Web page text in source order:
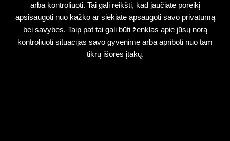
arba kontroliuoti. Tai gali reikšti, kad jaučiate poreikį
apsisaugoti nuo kažko ar siekiate apsaugoti savo privatumą
bei savybes. Taip pat tai gali būti ženklas apie jūsų norą
kontroliuoti situacijas savo gyvenime arba apriboti nuo tam
tikrų išorės įtakų.